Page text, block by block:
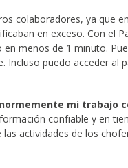
colaboradores, ya que
en exceso. Con el
menos de 1 minuto.
Incluso puedo acceder al
mi trabajo
confiable y en
actividades de los